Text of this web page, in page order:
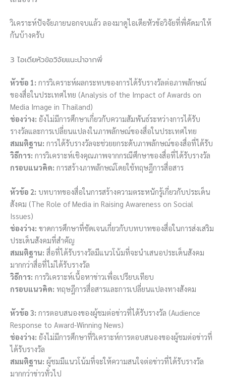
วิเคราะห์ปัจจัยภายนอกจบแล้ว ลองมาดูไอเดียหัวข้อวิจัยที่พี่คัดมาให้
กันบ้างครับ
3 ไอเดียหัวข้อวิจัยแนะนำจากพี่
หัวข้อ 1: การวิเคราะห์ผลกระทบของการได้รับรางวัลต่อภาพลักษณ์
ของสื่อในประเทศไทย (Analysis of the Impact of Awards on
Media Image in Thailand)
ช่องว่าง: ยังไม่มีการศึกษาเกี่ยวกับความสัมพันธ์ระหว่างการได้รับ
รางวัลและการเปลี่ยนแปลงในภาพลักษณ์ของสื่อในประเทศไทย
สมมติฐาน: การได้รับรางวัลจะช่วยยกระดับภาพลักษณ์ของสื่อที่ได้รับ
วิธีการ: การวิเคราะห์เชิงคุณภาพจากกรณีศึกษาของสื่อที่ได้รับรางวัล
กรอบแนวคิด: การสร้างภาพลักษณ์โดยใช้ทฤษฎีการสื่อสาร
หัวข้อ 2: บทบาทของสื่อในการสร้างความตระหนักรู้เกี่ยวกับประเด็น
สังคม (The Role of Media in Raising Awareness on Social
Issues)
ช่องว่าง: ขาดการศึกษาที่ชัดเจนเกี่ยวกับบทบาทของสื่อในการส่งเสริม
ประเด็นสังคมที่สำคัญ
สมมติฐาน: สื่อที่ได้รับรางวัลมีแนวโน้มที่จะนำเสนอประเด็นสังคม
มากกว่าสื่อที่ไม่ได้รับรางวัล
วิธีการ: การวิเคราะห์เนื้อหาข่าวเพื่อเปรียบเทียบ
กรอบแนวคิด: ทฤษฎีการสื่อสารและการเปลี่ยนแปลงทางสังคม
หัวข้อ 3: การตอบสนองของผู้ชมต่อข่าวที่ได้รับรางวัล (Audience
Response to Award-Winning News)
ช่องว่าง: ยังไม่มีการศึกษาที่วิเคราะห์การตอบสนองของผู้ชมต่อข่าวที่
ได้รับรางวัล
สมมติฐาน: ผู้ชมมีแนวโน้มที่จะให้ความสนใจต่อข่าวที่ได้รับรางวัล
มากกว่าข่าวทั่วไป